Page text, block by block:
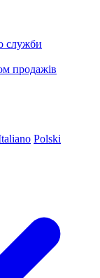
служби
продажів
Polski